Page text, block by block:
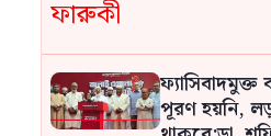
ফ্যাসিবাদমুক্ত
পূরণ হয়নি,